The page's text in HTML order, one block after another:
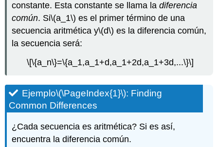
constante. Esta constante se llama ladiferencia
común. Si\(a_1\) es el primer término de una
secuencia aritmética y\(d\) es la diferencia común,
la secuencia será:
\[\{a_n\}=\{a_1,a_1+d,a_1+2d,a_1+3d,...\}\]
Ejemplo\(\PageIndex{1}\): Finding
Common Differences
¿Cada secuencia es aritmética? Si es así,
encuentra la diferencia común.